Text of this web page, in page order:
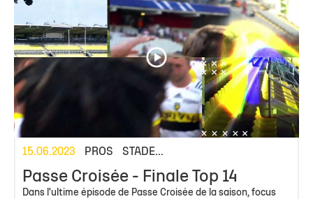
15.06.2023 PROS STADE...
Passe Croisée - Finale Top 14
Dans l'ultime épisode de Passe Croisée de la saison, focus